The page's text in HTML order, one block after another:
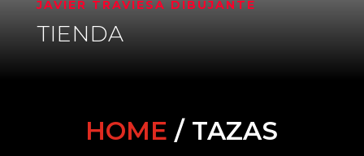
JAVIER TRAVIESA DIBUJANTE
TIENDA
HOME / TAZAS